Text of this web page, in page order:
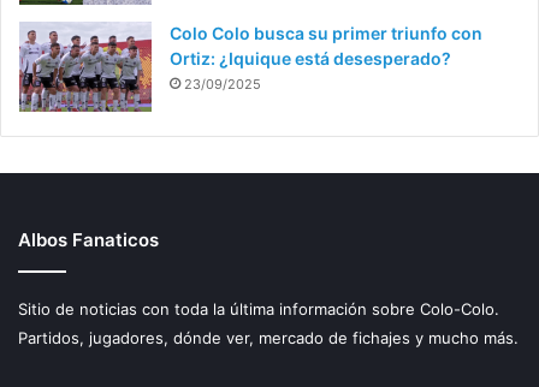
Colo Colo busca su primer triunfo con
Ortiz: ¿Iquique está desesperado?
23/09/2025
Albos Fanaticos
Sitio de noticias con toda la última información sobre Colo-Colo.
Partidos, jugadores, dónde ver, mercado de fichajes y mucho más.